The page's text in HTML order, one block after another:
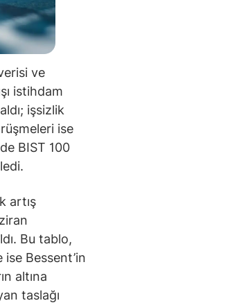
ve
istihdam
işsizlik
ise
BIST 100
artış
Bu tablo,
ise Bessent’in
altına
taslağı